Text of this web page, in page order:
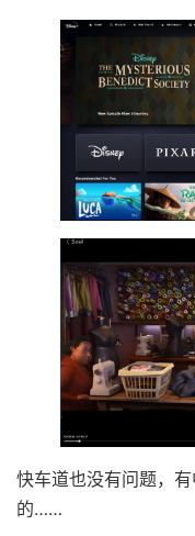
快车道也没有问题，
的……